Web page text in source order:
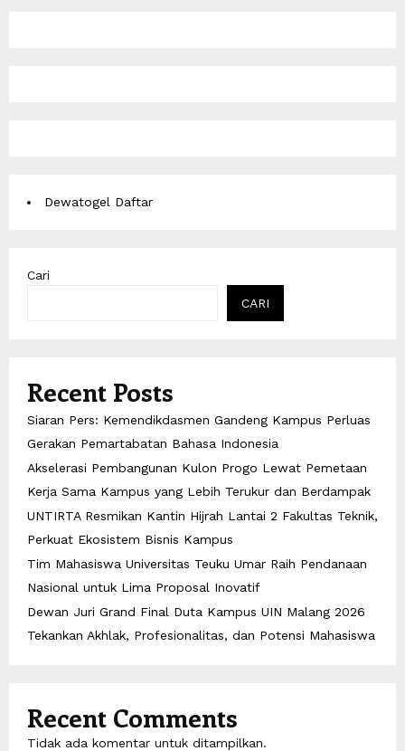
Dewatogel Daftar
Cari
CARI
Recent Posts
Siaran Pers: Kemendikdasmen Gandeng Kampus Perluas
Gerakan Pemartabatan Bahasa Indonesia
Akselerasi Pembangunan Kulon Progo Lewat Pemetaan
Kerja Sama Kampus yang Lebih Terukur dan Berdampak
UNTIRTA Resmikan Kantin Hijrah Lantai 2 Fakultas Teknik,
Perkuat Ekosistem Bisnis Kampus
Tim Mahasiswa Universitas Teuku Umar Raih Pendanaan
Nasional untuk Lima Proposal Inovatif
Dewan Juri Grand Final Duta Kampus UIN Malang 2026
Tekankan Akhlak, Profesionalitas, dan Potensi Mahasiswa
Recent Comments
Tidak ada komentar untuk ditampilkan.